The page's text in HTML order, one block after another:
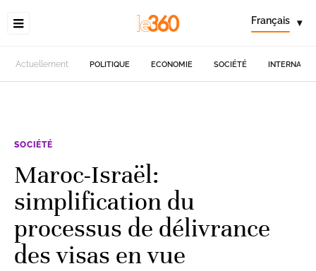
Français ▾
Actuellement POLITIQUE ECONOMIE SOCIÉTÉ
SOCIÉTÉ
Maroc-Israël:
simplification du
processus de délivrance
des visas en vue